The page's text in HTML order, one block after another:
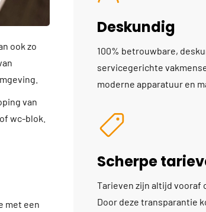
ook zo
van
wc-blok.
met een
Deskundig
100% betrouwbare,
servicegerichte
moderne apparatuur en
Scherpe
Tarieven zijn altijd vooraf
Door deze transparantie